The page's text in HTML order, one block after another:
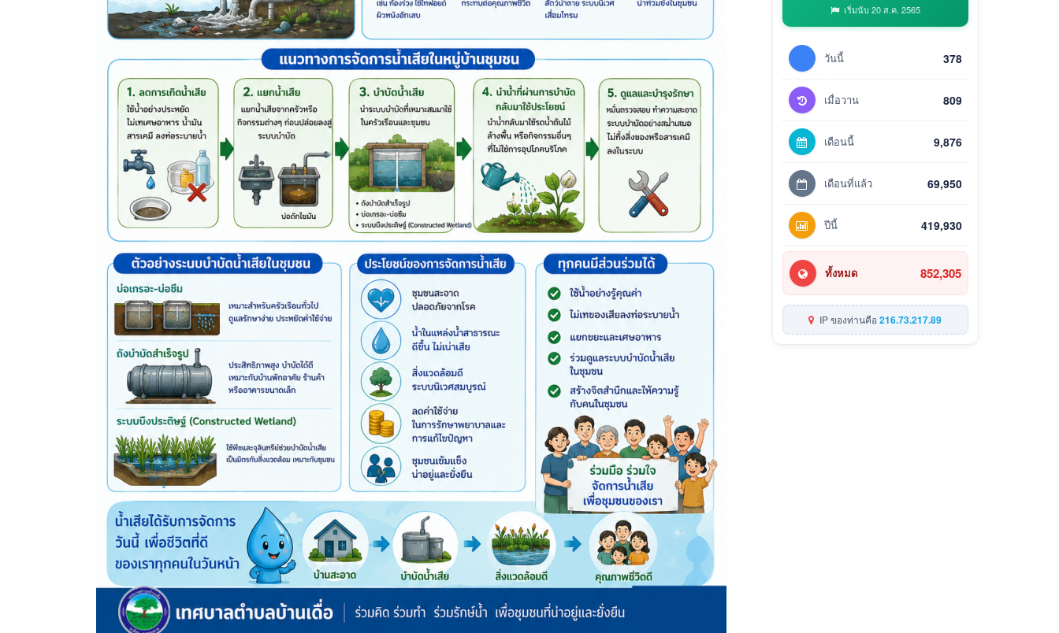
เริ่มนับ 20 ส.ค. 2565
วันนี้ 378
เมื่อวาน 809
เดือนนี้ 9,876
เดือนที่แล้ว 69,950
ปีนี้ 419,930
ทั้งหมด 852,305
IP ของท่านคือ216.73.217.89